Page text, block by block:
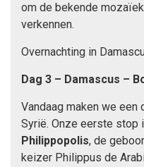
om de bekende
verkennen.
Overnachting in
Dag 3 – Damascus –
Vandaag maken we een
Syrië. Onze eerste stop
Philippopolis, de
keizer Philippus de